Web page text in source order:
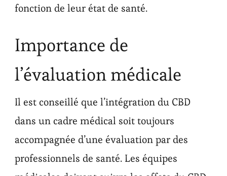
fonction de leur état de santé.
Importance de
l’évaluation médicale
Il est conseillé que l’intégration du CBD
dans un cadre médical soit toujours
accompagnée d’une évaluation par des
professionnels de santé. Les équipes